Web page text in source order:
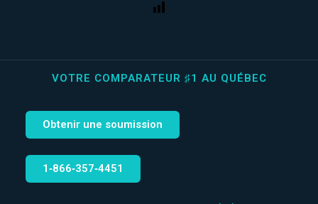
VOTRE COMPARATEUR ♯1 AU QUÉBEC
Obtenir une soumission
1‑866‑357‑4451